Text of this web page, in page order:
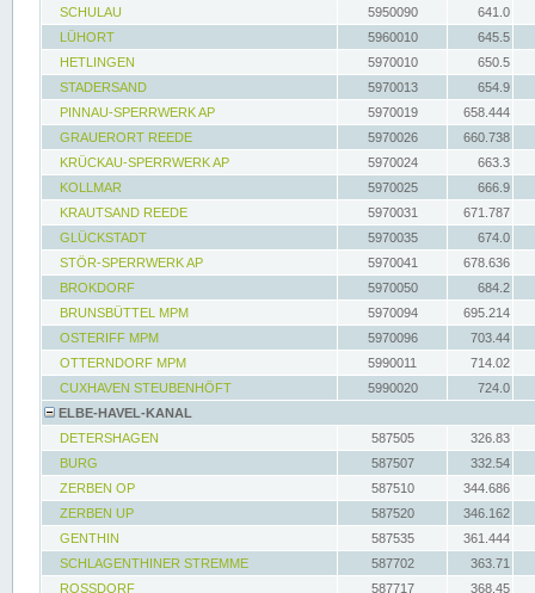
SCHULAU
5950090
641.0
LÜHORT
5960010
645.5
HETLINGEN
5970010
650.5
STADERSAND
5970013
654.9
PINNAU-SPERRWERK AP
5970019
658.444
GRAUERORT REEDE
5970026
660.738
KRÜCKAU-SPERRWERK AP
5970024
663.3
KOLLMAR
5970025
666.9
KRAUTSAND REEDE
5970031
671.787
GLÜCKSTADT
5970035
674.0
STÖR-SPERRWERK AP
5970041
678.636
BROKDORF
5970050
684.2
BRUNSBÜTTEL MPM
5970094
695.214
OSTERIFF MPM
5970096
703.44
OTTERNDORF MPM
5990011
714.02
CUXHAVEN STEUBENHÖFT
5990020
724.0
ELBE-HAVEL-KANAL
DETERSHAGEN
587505
326.83
BURG
587507
332.54
ZERBEN OP
587510
344.686
ZERBEN UP
587520
346.162
GENTHIN
587535
361.444
SCHLAGENTHINER STREMME
587702
363.71
ROSSDORF
587717 368.45